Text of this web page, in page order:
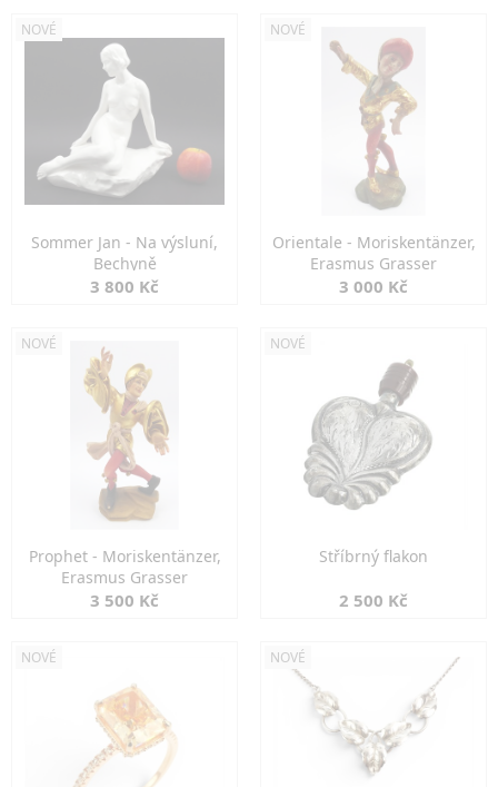
NOVÉ
Sommer Jan - Na výsluní,
Bechyně
3 800 Kč
NOVÉ
Orientale - Moriskentänzer,
Erasmus Grasser
3 000 Kč
NOVÉ
Prophet - Moriskentänzer,
Erasmus Grasser
3 500 Kč
NOVÉ
Stříbrný flakon
2 500 Kč
NOVÉ NOVÉ